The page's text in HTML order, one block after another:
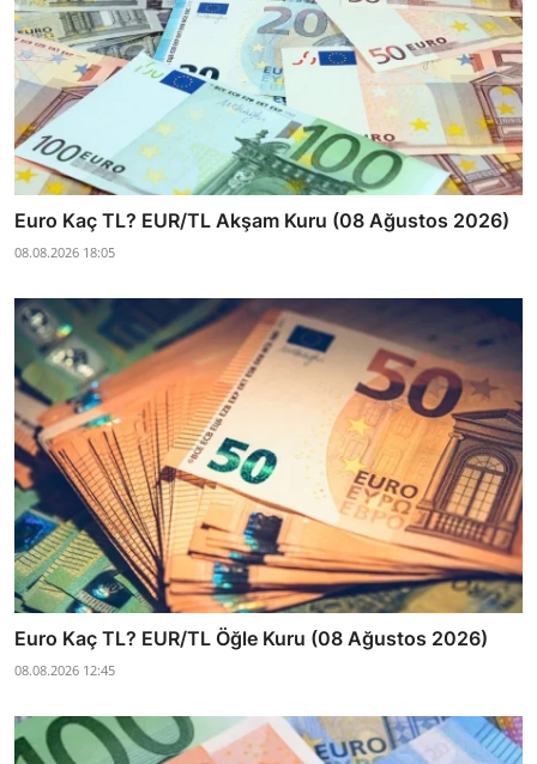
Euro Kaç TL? EUR/TL Akşam Kuru (08 Ağustos 2026)
08.08.2026 18:05
Euro Kaç TL? EUR/TL Öğle Kuru (08 Ağustos 2026)
08.08.2026 12:45